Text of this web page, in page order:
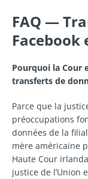
FAQ —
Pourquoi la Cour
transferts de
Parce que la
préoccupations
données de la
mère américaine
Haute Cour
justice de l’Union